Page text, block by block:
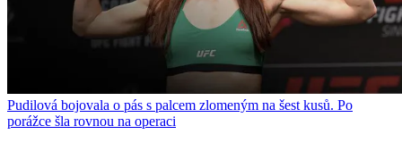
Pudilová bojovala o pás s palcem zlomeným na šest kusů. Po
porážce šla rovnou na operaci